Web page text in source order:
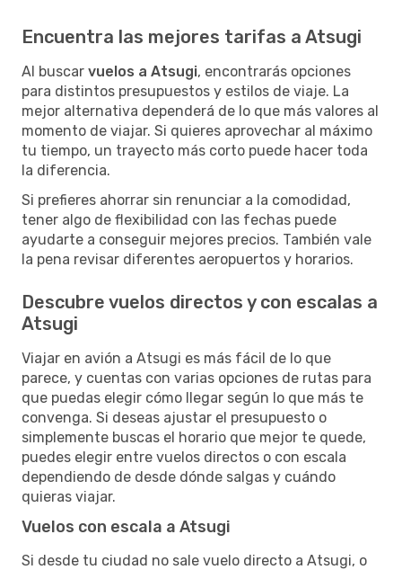
Encuentra las mejores tarifas a Atsugi
Al buscar vuelos a Atsugi, encontrarás opciones
para distintos presupuestos y estilos de viaje. La
mejor alternativa dependerá de lo que más valores al
momento de viajar. Si quieres aprovechar al máximo
tu tiempo, un trayecto más corto puede hacer toda
la diferencia.
Si prefieres ahorrar sin renunciar a la comodidad,
tener algo de flexibilidad con las fechas puede
ayudarte a conseguir mejores precios. También vale
la pena revisar diferentes aeropuertos y horarios.
Descubre vuelos directos y con escalas a
Atsugi
Viajar en avión a Atsugi es más fácil de lo que
parece, y cuentas con varias opciones de rutas para
que puedas elegir cómo llegar según lo que más te
convenga. Si deseas ajustar el presupuesto o
simplemente buscas el horario que mejor te quede,
puedes elegir entre vuelos directos o con escala
dependiendo de desde dónde salgas y cuándo
quieras viajar.
Vuelos con escala a Atsugi
Si desde tu ciudad no sale vuelo directo a Atsugi, o